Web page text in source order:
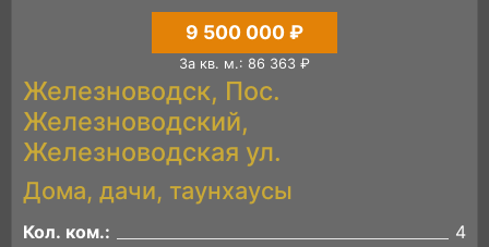
9 500 000 ₽
За кв. м.: 86 363 ₽
Железноводск, Пос.
Железноводский,
Железноводская ул.
Дома, дачи, таунхаусы
Кол. ком.:
4